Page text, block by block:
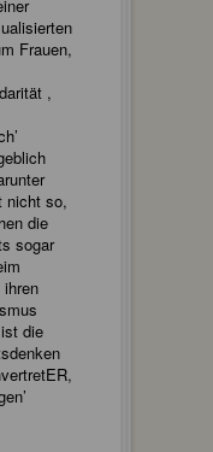
Frauen,
,
nicht so,
die
sogar
die